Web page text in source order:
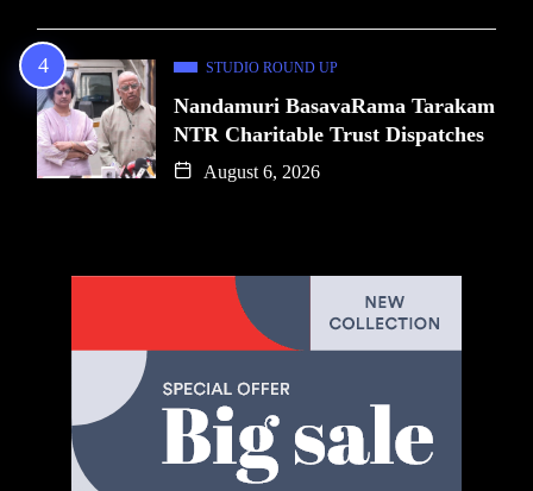
STUDIO ROUND UP
Nandamuri BasavaRama Tarakam
NTR Charitable Trust Dispatches
August 6, 2026